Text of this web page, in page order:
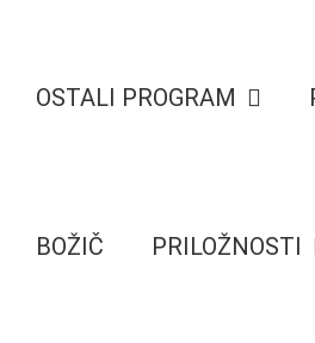
OSTALI PROGRAM
BOŽIČ PRILOŽNOSTI